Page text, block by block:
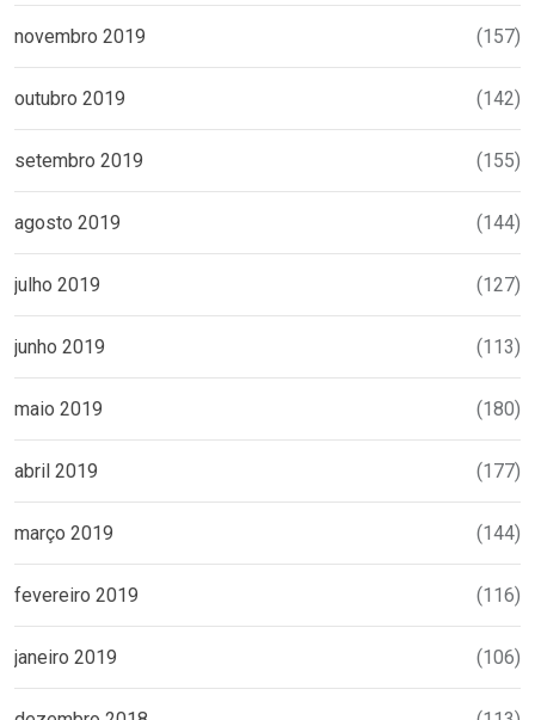
novembro 2019 (157)
outubro 2019 (142)
setembro 2019 (155)
agosto 2019 (144)
julho 2019 (127)
junho 2019 (113)
maio 2019 (180)
abril 2019 (177)
março 2019 (144)
fevereiro 2019 (116)
janeiro 2019 (106)